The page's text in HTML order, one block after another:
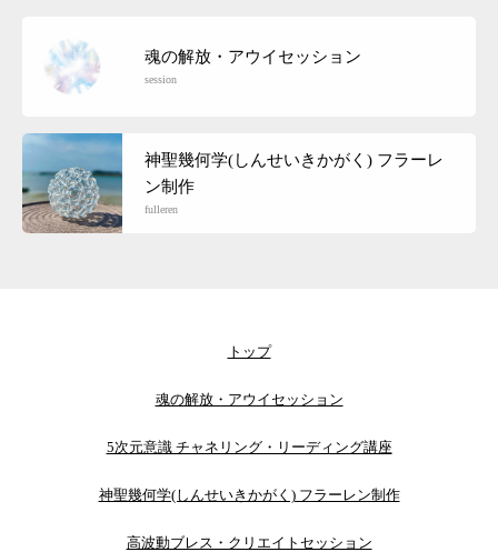
魂の解放・アウイセッション
session
神聖幾何学(しんせいきかがく) フラーレ
ン制作
fulleren
トップ
魂の解放・アウイセッション
5次元意識 チャネリング・リーディング講座
神聖幾何学(しんせいきかがく) フラーレン制作
高波動ブレス・クリエイトセッション